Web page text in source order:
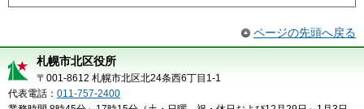
ページの先頭へ戻る
札幌市北区役所
〒001-8612 札幌市北区北24条西6丁目1-1
代表電話： 011-757-2400